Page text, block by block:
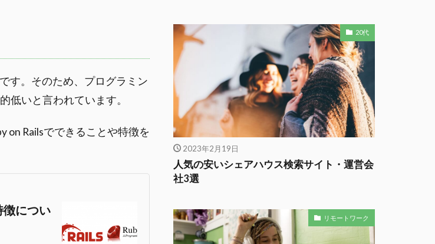
す。そのため、プログラミン
低いと言われています。
on Railsでできることや特徴を
徴につい
20代
2023年2月19日
人気の安いシェアハウス検索サイト・運営会
社3選
リモートワーク